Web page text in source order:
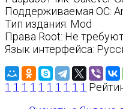
Поддерживаемая ОС:
Тип издания: Mod
Права Root: Не
Язык интерфейса:
1 1 1 1 1 1 1 1 1 1